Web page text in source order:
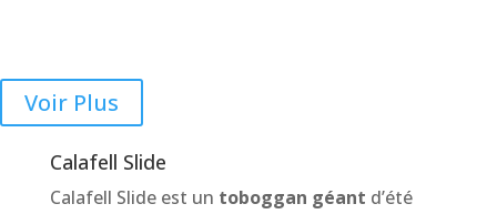
Voir Plus
Calafell Slide
Calafell Slide est un toboggan géant d’été